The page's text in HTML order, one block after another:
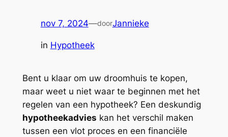
nov 7, 2024—doorJannieke
in Hypotheek
Bent u klaar om uw droomhuis te kopen,
maar weet u niet waar te beginnen met het
regelen van een hypotheek? Een deskundig
hypotheekadvies kan het verschil maken
tussen een vlot proces en een financiële